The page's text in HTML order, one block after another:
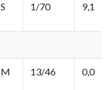
S 1/70 9,1
M 13/46 0,0